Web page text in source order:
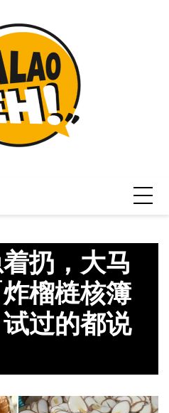
扔，大马
榴梿核簿
过的都说